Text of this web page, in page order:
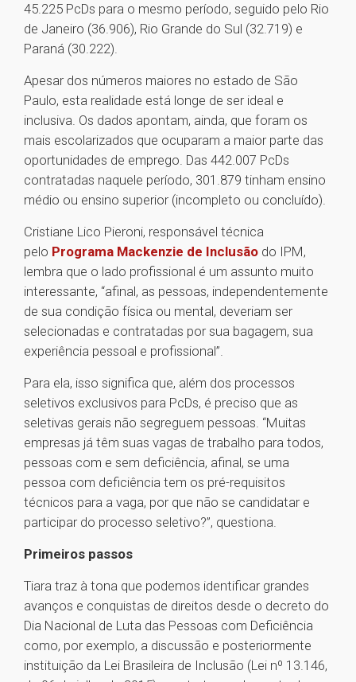
45.225 PcDs para o mesmo período, seguido pelo Rio
de Janeiro (36.906), Rio Grande do Sul (32.719) e
Paraná (30.222).
Apesar dos números maiores no estado de São
Paulo, esta realidade está longe de ser ideal e
inclusiva. Os dados apontam, ainda, que foram os
mais escolarizados que ocuparam a maior parte das
oportunidades de emprego. Das 442.007 PcDs
contratadas naquele período, 301.879 tinham ensino
médio ou ensino superior (incompleto ou concluído).
Cristiane Lico Pieroni, responsável técnica
pelo Programa Mackenzie de Inclusão do IPM,
lembra que o lado profissional é um assunto muito
interessante, “afinal, as pessoas, independentemente
de sua condição física ou mental, deveriam ser
selecionadas e contratadas por sua bagagem, sua
experiência pessoal e profissional”.
Para ela, isso significa que, além dos processos
seletivos exclusivos para PcDs, é preciso que as
seletivas gerais não segreguem pessoas. “Muitas
empresas já têm suas vagas de trabalho para todos,
pessoas com e sem deficiência, afinal, se uma
pessoa com deficiência tem os pré-requisitos
técnicos para a vaga, por que não se candidatar e
participar do processo seletivo?”, questiona.
Primeiros passos
Tiara traz à tona que podemos identificar grandes
avanços e conquistas de direitos desde o decreto do
Dia Nacional de Luta das Pessoas com Deficiência
como, por exemplo, a discussão e posteriormente
instituição da Lei Brasileira de Inclusão (Lei nº 13.146,